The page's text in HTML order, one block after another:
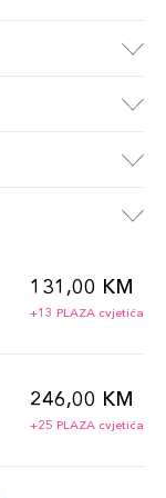
131,00 KM
+13 PLAZA cvjetića
246,00 KM
+25 PLAZA cvjetića